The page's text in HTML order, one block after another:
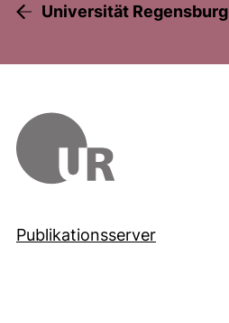
Universität Regensburg
Publikationsserver